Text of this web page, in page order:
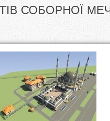
СОБОРНОЇ